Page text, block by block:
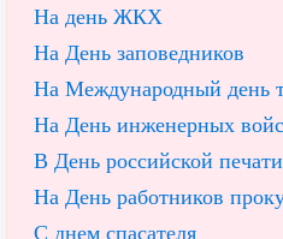
На день ЖКХ
На День заповедников
На Международный день
На День инженерных
В День российской печати
На День работников
С днем спасателя